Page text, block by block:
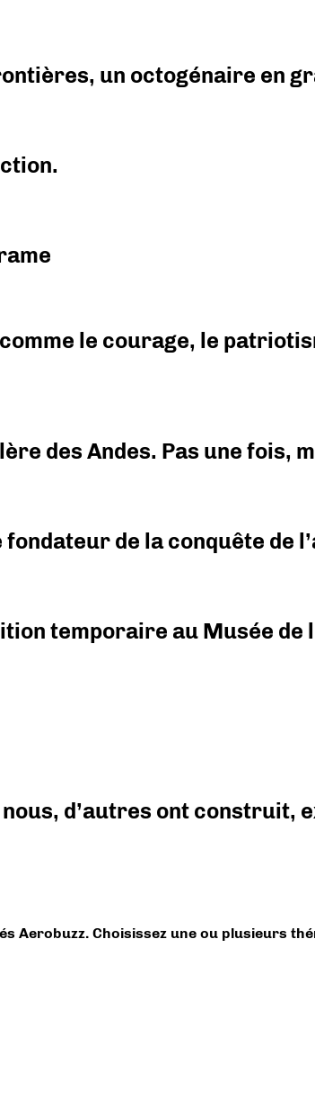
un octogénaire en
le courage, le
des Andes. Pas une fois,
de la conquête de
temporaire au Musée de
d’autres ont construit,
Aerobuzz. Choisissez une ou plusieurs